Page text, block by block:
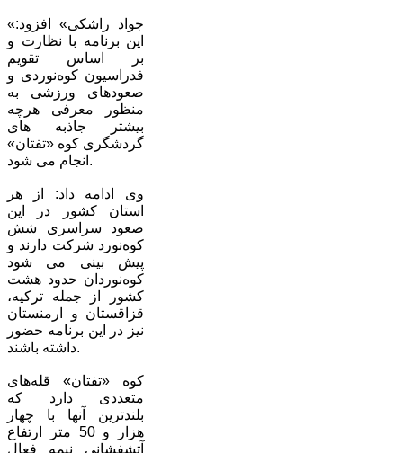
«جواد راشکی» افزود:
این برنامه با نظارت و
بر اساس تقویم
فدراسیون کوه‌نوردی و
صعودهای ورزشی به
منظور معرفی هرچه
بیشتر جاذبه های
گردشگری کوه «تفتان»
انجام می شود.
وی ادامه داد: از هر
استان کشور در این
صعود سراسری شش
کوه‌نورد شرکت دارند و
پیش بینی می شود
کوه‌نوردان حدود هشت
کشور از جمله ترکیه،
قزاقستان و ارمنستان
نیز در این برنامه حضور
داشته باشند.
کوه «تفتان» قله‌های
متعددی دارد که
بلندترین آنها با چهار
هزار و 50 متر ارتفاع
آتشفشانی نیمه فعال